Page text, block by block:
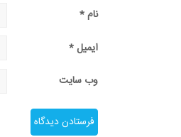
نام*
ایمیل*
وب‌ سایت